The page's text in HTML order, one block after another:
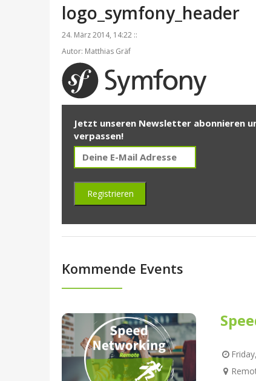
logo_symfony_header
24. März 2014, 14:22 ::
Autor: Matthias Gräf
Jetzt unseren Newsletter abonnieren
verpassen!
Kommende Events